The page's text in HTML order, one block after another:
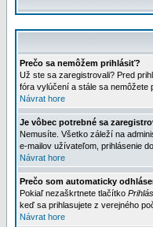
Prečo sa nemôžem prihlásiť?
Už ste sa zaregistrovali? Pred
fóra vylúčení a stále sa nemôžete
Návrat hore
Je vôbec potrebné sa
Nemusíte. Všetko záleží na
e-mailov užívateľom, prihlásenie
Návrat hore
Prečo som automaticky
Pokiaľ nezaškrtnete tlačítko
keď sa prihlasujete z verejného
Návrat hore